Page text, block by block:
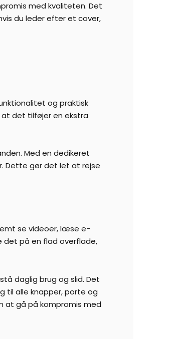
med kvaliteten. Det
du leder efter et cover,
og praktisk
det tilføjer en ekstra
Med en dedikeret
Dette gør det let at rejse
se videoer, læse e-
det på en flad overflade,
daglig brug og slid. Det
til alle knapper, porte og
at gå på kompromis med